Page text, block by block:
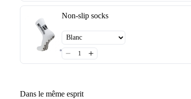
Non-slip socks
Dans le même esprit